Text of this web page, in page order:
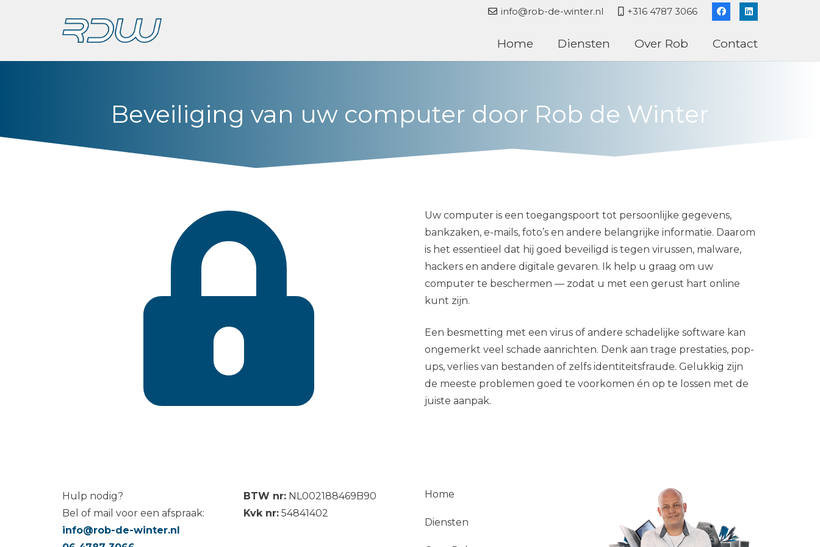
info@rob-de-winter.nl +316 4787 3066
Home Diensten Over Rob Contact
Beveiliging van uw computer door Rob de Winter
Uw computer is een toegangspoort tot persoonlijke gegevens,
bankzaken, e-mails, foto’s en andere belangrijke informatie. Daarom
is het essentieel dat hij goed beveiligd is tegen virussen, malware,
hackers en andere digitale gevaren. Ik help u graag om uw
computer te beschermen — zodat u met een gerust hart online
kunt zijn.
Een besmetting met een virus of andere schadelijke software kan
ongemerkt veel schade aanrichten. Denk aan trage prestaties, pop-
ups, verlies van bestanden of zelfs identiteitsfraude. Gelukkig zijn
de meeste problemen goed te voorkomen én op te lossen met de
juiste aanpak.
Hulp nodig?
Bel of mail voor een afspraak:
info@rob-de-winter.nl
BTW nr: NL002188469B90
Kvk nr: 54841402
Home
Diensten